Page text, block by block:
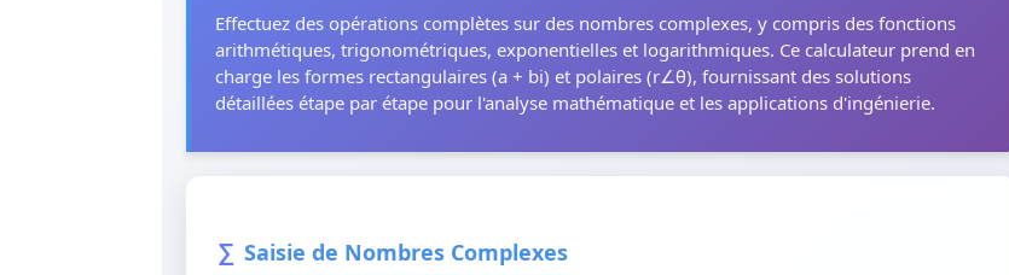
Effectuez des opérations complètes sur des nombres complexes, y compris des fonctions
arithmétiques, trigonométriques, exponentielles et logarithmiques. Ce calculateur prend en
charge les formes rectangulaires (a + bi) et polaires (r∠θ), fournissant des solutions
détaillées étape par étape pour l'analyse mathématique et les applications d'ingénierie.
Saisie de Nombres Complexes